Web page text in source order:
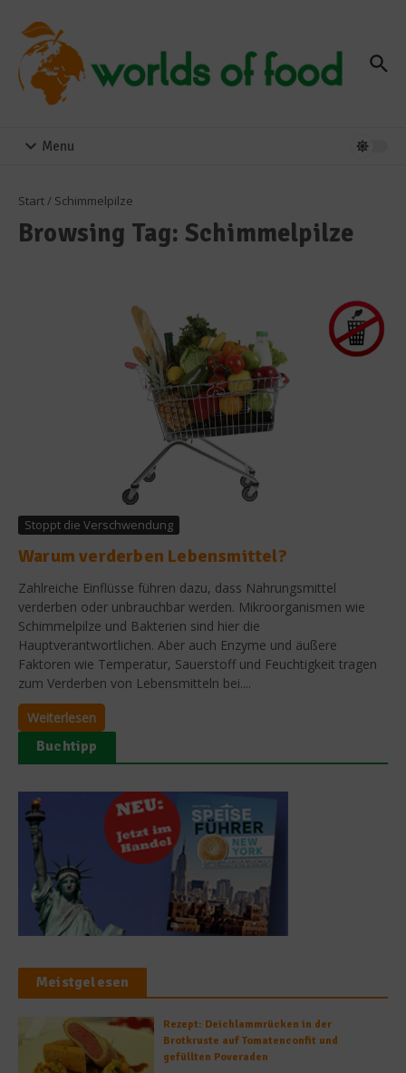
Menu
Start/ Schimmelpilze
Browsing Tag: Schimmelpilze
Stoppt die Verschwendung
Warum verderben Lebensmittel?
Zahlreiche Einflüsse führen dazu, dass Nahrungsmittel
verderben oder unbrauchbar werden. Mikroorganismen wie
Schimmelpilze und Bakterien sind hier die
Hauptverantwortlichen. Aber auch Enzyme und äußere
Faktoren wie Temperatur, Sauerstoff und Feuchtigkeit tragen
zum Verderben von Lebensmitteln bei....
Weiterlesen
Buchtipp
Meistgelesen
Rezept: Deichlammrücken in der
Brotkruste auf Tomatenconfit und
gefüllten Poveraden